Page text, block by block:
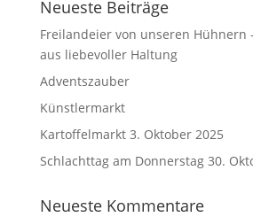
Neueste Beiträge
Freilandeier von unseren Hühnern
aus liebevoller Haltung
Adventszauber
Künstlermarkt
Kartoffelmarkt 3. Oktober 2025
Schlachttag am Donnerstag 30.
Neueste Kommentare